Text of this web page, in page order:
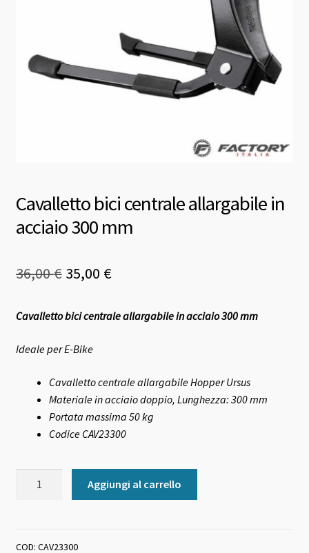
Cavalletto bici centrale allargabile in
acciaio 300 mm
36,00€ Il
originale
era:
35,00 €Il
attuale
Cavalletto bici centrale allargabile in acciaio 300 mm
Ideale per E-Bike
Cavalletto centrale allargabile Hopper Ursus
Materiale in acciaio doppio, Lunghezza: 300 mm
Portata massima 50 kg
Codice CAV23300
in
Aggiungi al carrello
COD: CAV23300